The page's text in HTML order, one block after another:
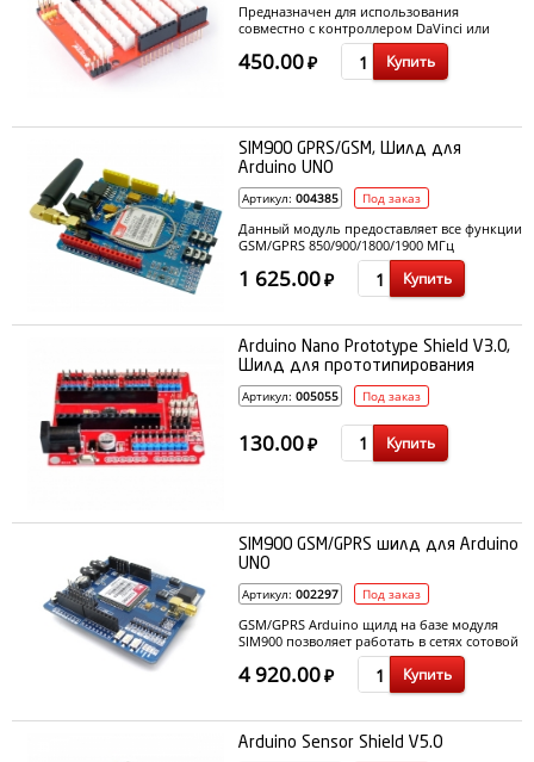
Предназначен для использования
совместно с контроллером DaVinci или
иному контроллеру аналогичной
архитектуре Arduino Leonardo. Позволяет
быстро и безопасно подключать внешние
450.00₽ Купить
SIM900 GPRS/GSM, Шилд для
Arduino UNO
Артикул: 004385 Под заказ
Данный модуль предоставляет все функции
GSM/GPRS 850/900/1800/1900 МГц
стандарта: передача голоса, SMS, данных и
факсимильных сообщений, имея
компактный корпус и низкое потребление
1 625.00₽ Купить
Arduino Nano Prototype Shield V3.0,
Шилд для прототипирования
Артикул: 005055 Под заказ
130.00₽ Купить
SIM900 GSM/GPRS шилд для Arduino
UNO
Артикул: 002297 Под заказ
GSM/GPRS Arduino щилд на базе модуля
SIM900 позволяет работать в сетях сотовой
связи, осуществляя прием и передачу
данных, как по голосовой связи, так и
4 920.00₽ Купить
Arduino Sensor Shield V5.0